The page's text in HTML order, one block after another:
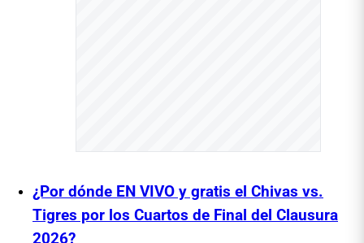
¿Por dónde EN VIVO y gratis el Chivas vs.
Tigres por los Cuartos de Final del Clausura
2026?